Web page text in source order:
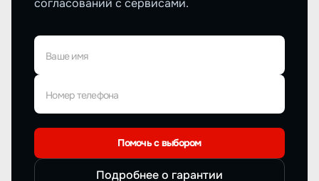
согласований с сервисами.
Ваше имя
Номер телефона
Помочь с выбором
Подробнее о гарантии